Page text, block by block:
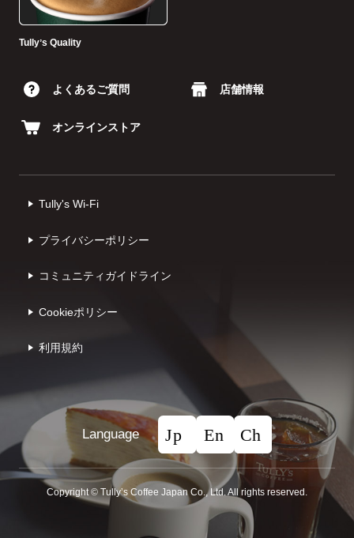
Tullyʼs Quality
よくあるご質問 店舗情報
オンラインストア
Tully's Wi-Fi
プライバシーポリシー
コミュニティガイドライン
Cookieポリシー
利⽤規約
Language
Copyright © Tullyʼs Coffee Japan Co., Ltd. All rights reserved.